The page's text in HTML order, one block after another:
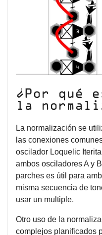
¿Por qué
la
La normalización se
las conexiones
oscilador Loquelic
ambos osciladores A y
parches es útil para
misma secuencia de
usar un multiple.
Otro uso de la
complejos planificados